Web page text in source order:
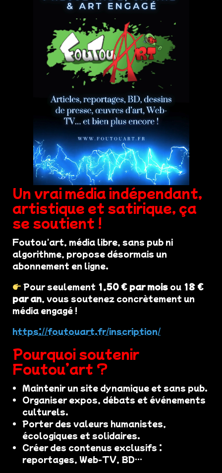
Un vrai média indépendant,
artistique et satirique, ça
se soutient !
Foutou'art, média libre, sans pub ni
algorithme, propose désormais un
abonnement en ligne.
Pour seulement 1,50 € par mois ou 18 €
par an, vous soutenez concrètement un
média engagé !
https://foutouart.fr/inscription/
Pourquoi soutenir
Foutou’art ?
Maintenir un site dynamique et sans pub.
Organiser expos, débats et événements
culturels.
Porter des valeurs humanistes,
écologiques et solidaires.
Créer des contenus exclusifs :
reportages, Web-TV, BD…